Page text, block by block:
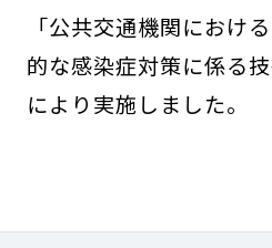
「公共交通機関におけ
的な感染症対策に係る
により実施しました。